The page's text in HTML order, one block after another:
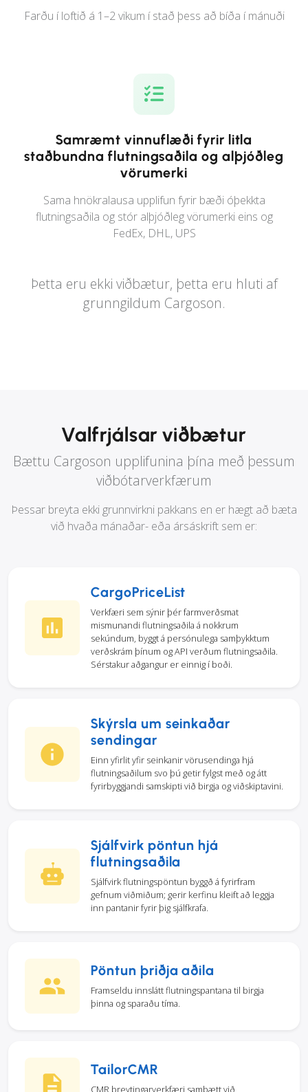
Farðu í loftið á 1–2 vikum í stað þess að bíða í mánuði
Samræmt vinnuflæði fyrir litla
staðbundna flutningsaðila og alþjóðleg
vörumerki
Sama hnökralausa upplifun fyrir bæði óþekkta
flutningsaðila og stór alþjóðleg vörumerki eins og
FedEx, DHL, UPS
Þetta eru ekki viðbætur, þetta eru hluti af
grunngildum Cargoson.
Valfrjálsar viðbætur
Bættu Cargoson upplifunina þína með þessum
viðbótarverkfærum
Þessar breyta ekki grunnvirkni pakkans en er hægt að bæta
við hvaða mánaðar- eða ársáskrift sem er:
CargoPriceList
Verkfæri sem sýnir þér farmverðsmat
mismunandi flutningsaðila á nokkrum
sekúndum, byggt á persónulega samþykktum
verðskrám þínum og API verðum flutningsaðila.
Sérstakur aðgangur er einnig í boði.
Skýrsla um seinkaðar
sendingar
Einn yfirlit yfir seinkanir vörusendinga hjá
flutningsaðilum svo þú getir fylgst með og átt
fyrirbyggjandi samskipti við birgja og viðskiptavini.
Sjálfvirk pöntun hjá
flutningsaðila
Sjálfvirk flutningspöntun byggð á fyrirfram
gefnum viðmiðum; gerir kerfinu kleift að leggja
inn pantanir fyrir þig sjálfkrafa.
Pöntun þriðja aðila
Framseldu innslátt flutningspantana til birgja
þinna og sparaðu tíma.
TailorCMR
CMR breytingarverkfæri samþætt við